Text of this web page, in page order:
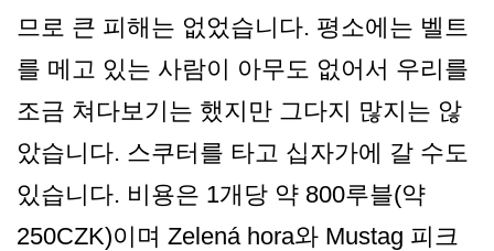
므로 큰 피해는 없었습니다. 평소에는 벨트
를 메고 있는 사람이 아무도 없어서 우리를
조금 쳐다보기는 했지만 그다지 많지는 않
았습니다. 스쿠터를 타고 십자가에 갈 수도
있습니다. 비용은 1개당 약 800루블(약
250CZK)이며 Zelená hora와 Mustag 피크